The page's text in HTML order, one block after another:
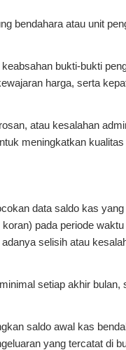
bendahara atau unit
bukti-bukti
harga, serta
atau kesalahan
meningkatkan
data saldo kas
pada periode
selisih atau
setiap akhir bulan,
saldo awal kas
yang tercatat di